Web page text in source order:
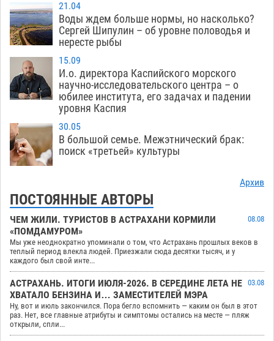
21.04
Воды ждем больше нормы, но насколько?
Сергей Шипулин – об уровне половодья и
нересте рыбы
15.09
И.о. директора Каспийского морского
научно-исследовательского центра – о
юбилее института, его задачах и падении
уровня Каспия
30.05
В большой семье. Межэтнический брак:
поиск «третьей» культуры
Архив
ПОСТОЯННЫЕ АВТОРЫ
ЧЕМ ЖИЛИ. ТУРИСТОВ В АСТРАХАНИ КОРМИЛИ
«ПОМДАМУРОМ»
08.08
Мы уже неоднократно упоминали о том, что Астрахань прошлых веков в
теплый период влекла людей. Приезжали сюда десятки тысяч, и у
каждого был свой инте...
АСТРАХАНЬ. ИТОГИ ИЮЛЯ-2026. В СЕРЕДИНЕ ЛЕТА НЕ
ХВАТАЛО БЕНЗИНА И… ЗАМЕСТИТЕЛЕЙ МЭРА
03.08
Ну, вот и июль закончился. Пора бегло вспомнить — каким он был в этот
раз. Нет, все главные атрибуты и симптомы остались на месте — пляж
открыли, спли...